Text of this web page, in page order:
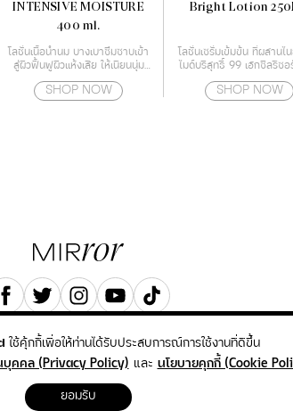
INTENSIVE MOISTURE
400 ml.
โลชั่นเนื้อน้ำนม บางเบาซึมซาบเข้า
สู่ผิวฟื้นฟูผิวแห้งเสีย ให้เนียนนุ่ม
Essence
SHOP NOW
Bright Lotion
โลชั่นเซรั่มเข้มข้น ที่ผสานไ
ไมด์บริสุทธิ์ 99 เฮกซิลรีซอ
SHOP NOW
© 2023 TREND VG3 CO., LTD.
ALL RIGHTS RESERVED.
ใช้คุ้กกี้เพื่อให้ท่านได้รับประสบการณ์การใช้งานที่ดีขึ้น
บุคคล (Privacy Policy) และ นโยบายคุกกี้ (Cookie
ยอมรับ